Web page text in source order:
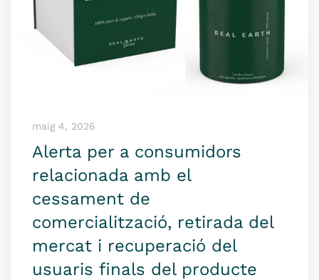
maig 4, 2026
Alerta per a consumidors
relacionada amb el
cessament de
comercialització, retirada del
mercat i recuperació del
usuaris finals del producte